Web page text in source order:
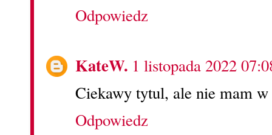
Odpowiedz
KateW. 1 listopada 2022
Ciekawy tytul, ale nie mam
Odpowiedz